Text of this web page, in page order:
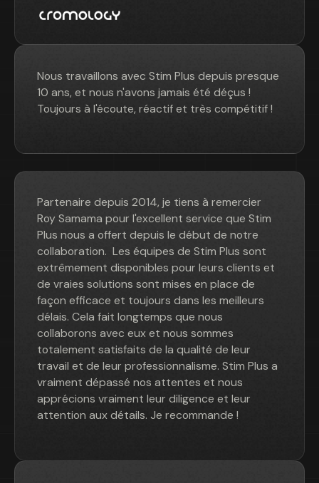
Nous travaillons avec Stim Plus depuis presque
10 ans, et nous n'avons jamais été déçus !
Toujours à l'écoute, réactif et très compétitif !
Partenaire depuis 2014, je tiens à remercier
Roy Samama pour l'excellent service que Stim
Plus nous a offert depuis le début de notre
collaboration. Les équipes de Stim Plus sont
extrêmement disponibles pour leurs clients et
de vraies solutions sont mises en place de
façon efficace et toujours dans les meilleurs
délais. Cela fait longtemps que nous
collaborons avec eux et nous sommes
totalement satisfaits de la qualité de leur
travail et de leur professionnalisme. Stim Plus a
vraiment dépassé nos attentes et nous
apprécions vraiment leur diligence et leur
attention aux détails. Je recommande !